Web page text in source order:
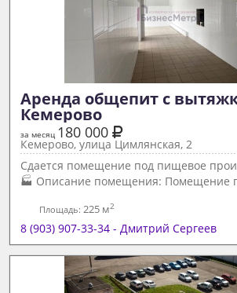
Аренда общепит с
Кемерово
за месяц 180 000
Кемерово, улица Цимлянская, 2
Сдается помещение под пищевое
🏭 Описание помещения: Помещение
Площадь: 225 м2
8 (903) 907-33-34 - Дмитрий Сергеев